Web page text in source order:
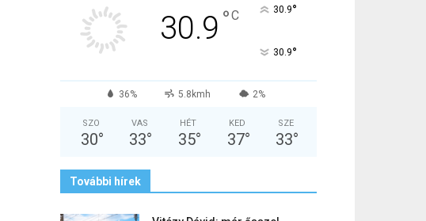
30.9 °C 30.9°
30.9°
36% 5.8kmh 2%
SZO
30°
VAS
33°
HÉT
35°
KED
37°
SZE
33°
További hírek